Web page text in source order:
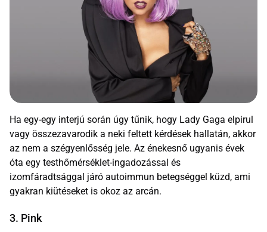
Ha egy-egy interjú során úgy tűnik, hogy Lady Gaga elpirul
vagy összezavarodik a neki feltett kérdések hallatán, akkor
az nem a szégyenlősség jele. Az énekesnő ugyanis évek
óta egy testhőmérséklet-ingadozással és
izomfáradtsággal járó autoimmun betegséggel küzd, ami
gyakran kiütéseket is okoz az arcán.
3. Pink